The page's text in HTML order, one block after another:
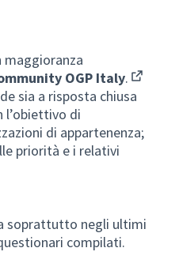
maggioranza
OGP Italy.
sia a risposta chiusa
l’obiettivo di
di appartenenza;
priorità e i relativi
soprattutto negli ultimi
compilati.